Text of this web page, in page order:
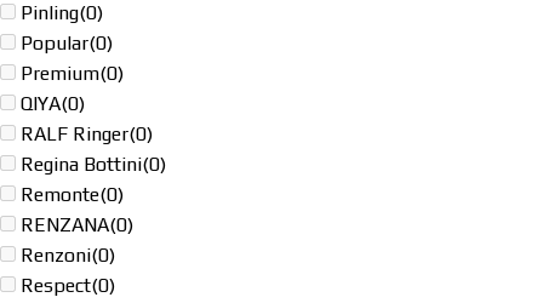
Pinling(0)
Popular(0)
Premium(0)
QIYA(0)
RALF Ringer(0)
Regina Bottini(0)
Remonte(0)
RENZANA(0)
Renzoni(0)
Respect(0)